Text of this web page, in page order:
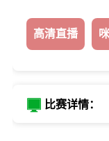
高清直播
比赛详情：